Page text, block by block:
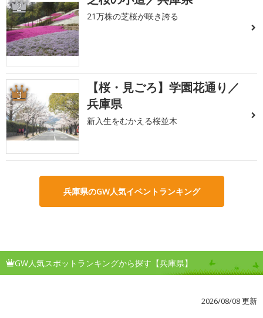
2
21万株の芝桜が咲き誇る
3
【桜・見ごろ】学園花通り／
兵庫県
新入生をむかえる桜並木
兵庫県のGW人気イベントランキング
GW人気スポットランキングから探す【兵庫県】
2026/08/08 更新